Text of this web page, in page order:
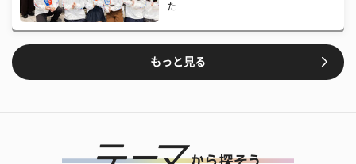
た
もっと見る